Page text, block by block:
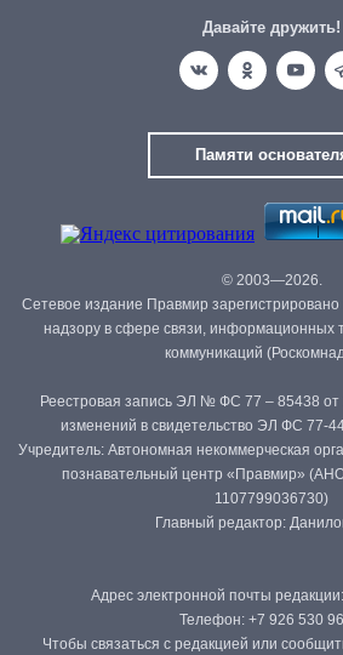
Давайте дружить!
Памяти
© 2003—2026.
Сетевое издание Правмир
надзору в сфере связи, информационных
коммуникаций
Реестровая запись ЭЛ № ФС 77 – 85438 от
изменений в свидетельство ЭЛ ФС 77-
Учредитель: Автономная некоммерческая
познавательный центр «Правмир»
1107799036730)
Главный редактор:
Адрес электронной почты редакции:
Телефон: +7 926 530
Чтобы связаться с редакцией или